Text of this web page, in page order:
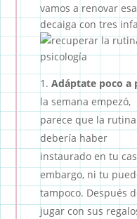
vamos a renovar
decaiga con tres
Adáptate poco a
la semana empezó,
parece que la rutina
debería haber
instaurado en tu
embargo, ni tu
tampoco. Después
jugar con sus